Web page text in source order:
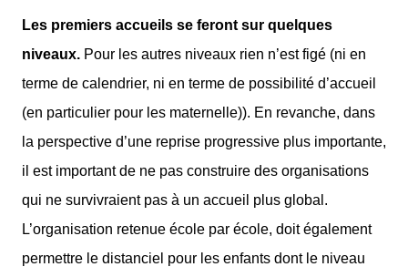
Les premiers accueils se feront sur quelques
niveaux. Pour les autres niveaux rien n’est figé (ni en
terme de calendrier, ni en terme de possibilité d’accueil
(en particulier pour les maternelle)). En revanche, dans
la perspective d’une reprise progressive plus importante,
il est important de ne pas construire des organisations
qui ne survivraient pas à un accueil plus global.
L’organisation retenue école par école, doit également
permettre le distanciel pour les enfants dont le niveau